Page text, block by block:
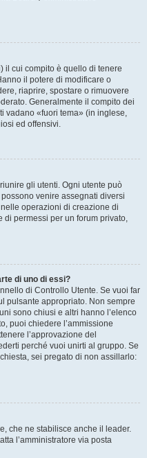
il cui compito è quello di tenere
il potere di modificare o
riaprire, spostare o rimuovere
Generalmente il compito dei
vadano «fuori tema» (in inglese,
ed offensivi.
gli utenti. Ogni utente può
venire assegnati diversi
operazioni di creazione di
di permessi per un forum privato,
di uno di essi?
di Controllo Utente. Se vuoi far
pulsante appropriato. Non sempre
sono chiusi e altri hanno l’elenco
puoi chiedere l’ammissione
l’approvazione del
perché vuoi unirti al gruppo. Se
sei pregato di non assillarlo:
che ne stabilisce anche il leader.
l’amministratore via posta